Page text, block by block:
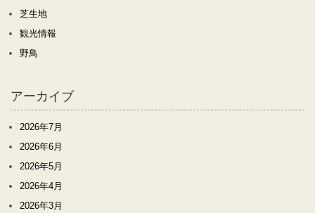
芝生地
観光情報
野鳥
アーカイブ
2026年7月
2026年6月
2026年5月
2026年4月
2026年3月